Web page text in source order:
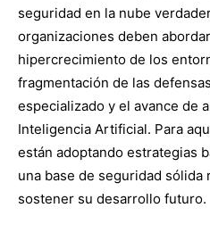
seguridad en la nube
organizaciones deben
hipercrecimiento de los
fragmentación de las
especializado y el avance de
Inteligencia Artificial. Para
están adoptando estrategias
una base de seguridad
sostener su desarrollo futuro.